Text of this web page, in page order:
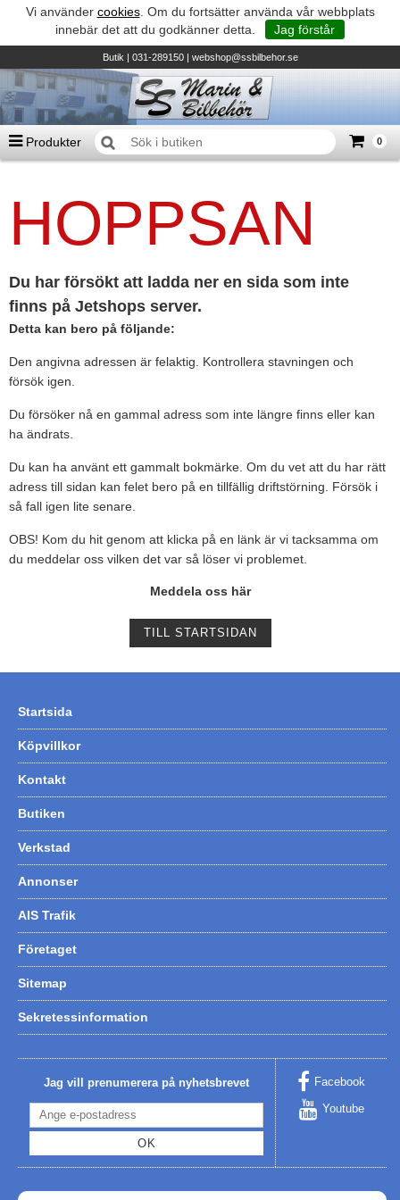
Vi använder cookies. Om du fortsätter använda vår webbplats
innebär det att du godkänner detta.
Jag förstår
Butik| 031-289150 | webshop@ssbilbehor.se
Produkter 0
TILL KASSAN
Biltillbehör och reservdelar - BDS
Micore • Båtar
Suzuki - Utombordare
Suzumar - Gummibåtar
Honda - Utombordare
HonWave - Gummibåtar
Tohatsu - Utombordare
TK Trailer
Volvo Penta Servicedelar
Yanmar Servicedelar
Lowrance
Simrad
B&G
Hummertina
Varta - Batterier
Victron - Batteriladdare
CTEK - Batteriladdare
Webasto - Dieselvärmare
Calix - Packline - Takboxar
Thule - Takboxar
Begagnade Motorer & Båtar
HOPPSAN
Du har försökt att ladda ner en sida som inte
finns på Jetshops server.
Detta kan bero på följande:
Den angivna adressen är felaktig. Kontrollera stavningen och
försök igen.
Du försöker nå en gammal adress som inte längre finns eller kan
ha ändrats.
Du kan ha använt ett gammalt bokmärke. Om du vet att du har rätt
adress till sidan kan felet bero på en tillfällig driftstörning. Försök i
så fall igen lite senare.
OBS! Kom du hit genom att klicka på en länk är vi tacksamma om
du meddelar oss vilken det var så löser vi problemet.
Meddela oss här
TILL STARTSIDAN
Startsida
Köpvillkor
Kontakt
Butiken
Verkstad
Annonser
AIS Trafik
Företaget
Sitemap
Sekretessinformation
Jag vill prenumerera på nyhetsbrevet
OK
Facebook
Youtube